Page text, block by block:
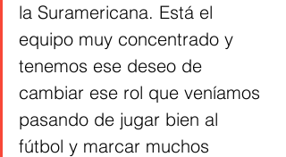
la Suramericana. Está el
equipo muy concentrado y
tenemos ese deseo de
cambiar ese rol que veníamos
pasando de jugar bien al
fútbol y marcar muchos